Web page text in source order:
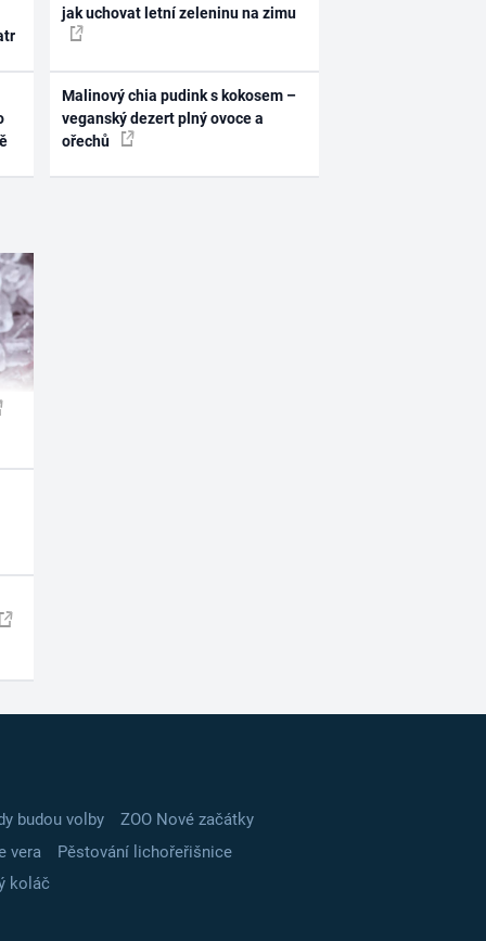
jak uchovat letní zeleninu na zimu
Malinový chia pudink s kokosem –
veganský dezert plný ovoce a
ořechů
budou volby
ZOO Nové začátky
vera
Pěstování lichořeřišnice
koláč